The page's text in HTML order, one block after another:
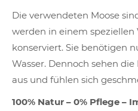
Die verwendeten Moose
werden in einem
konserviert. Sie benötigen
Wasser. Dennoch sehen
aus und fühlen sich
100% Natur – 0% Pflege –